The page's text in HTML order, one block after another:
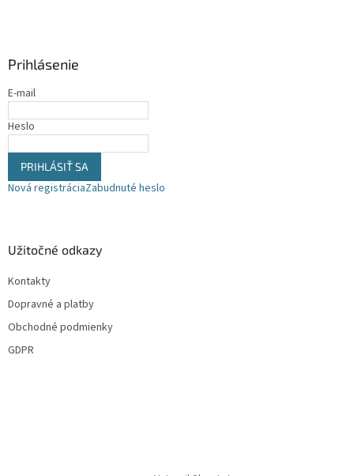
Prihlásenie
E-mail
Heslo
PRIHLÁSIŤ SA
Nová registráciaZabudnuté heslo
Užitočné odkazy
Kontakty
Dopravné a platby
Obchodné podmienky
GDPR